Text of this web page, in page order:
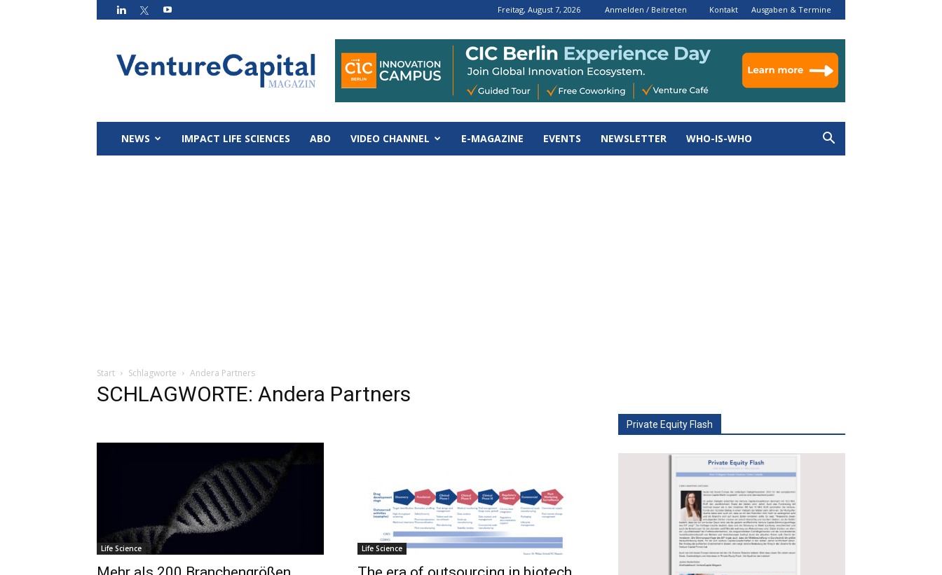
Freitag, August 7, 2026 Anmelden / Beitreten Kontakt Ausgaben & Termine
Magazin
NEWS IMPACT LIFE SCIENCES ABO VIDEO CHANNEL E-MAGAZINE EVENTS NEWSLETTER WHO-IS-WHO
Start Schlagworte Andera Partners
SCHLAGWORTE: Andera Partners
Life Science Life Science
Private Equity Flash